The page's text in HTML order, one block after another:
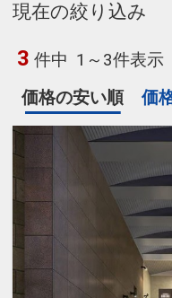
現在の絞り込み
3 件中 1～3件表示
価格の安い順
価